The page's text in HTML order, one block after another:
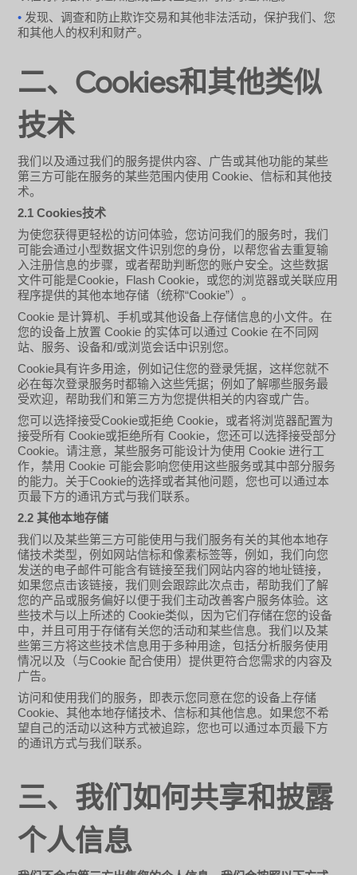
• 发现、调查和防止欺诈交易和其他非法活动，保护我们、您
和其他人的权利和财产。
二、Cookies和其他类似
技术
我们以及通过我们的服务提供内容、广告或其他功能的某些
第三方可能在服务的某些范围内使用 Cookie、信标和其他技
术。
2.1 Cookies技术
为使您获得更轻松的访问体验，您访问我们的服务时，我们
可能会通过小型数据文件识别您的身份，以帮您省去重复输
入注册信息的步骤，或者帮助判断您的账户安全。这些数据
文件可能是Cookie， Flash Cookie，或您的浏览器或关联应用
程序提供的其他本地存储（统称“Cookie”）。
Cookie 是计算机、手机或其他设备上存储信息的小文件。在
您的设备上放置Cookie 的实体可以通过Cookie在不同网
站、服务、设备和/或浏览会话中识别您。
Cookie具有许多用途，例如记住您的登录凭据，这样您就不
必在每次登录服务时都输入这些凭据；例如了解哪些服务最
受欢迎，帮助我们和第三方为您提供相关的内容或广告。
您可以选择接受Cookie或拒绝Cookie，或者将浏览器配置为
接受所有Cookie或拒绝所有Cookie，您还可以选择接受部分
Cookie。请注意，某些服务可能设计为使用Cookie进行工
作，禁用Cookie 可能会影响您使用这些服务或其中部分服务
的能力。关于Cookie的选择或者其他问题，您也可以通过本
页最下方的通讯方式与我们联系。
2.2其他本地存储
我们以及某些第三方可能使用与我们服务有关的其他本地存
储技术类型，例如网站信标和像素标签等，例如，我们向您
发送的电子邮件可能含有链接至我们网站内容的地址链接，
如果您点击该链接，我们则会跟踪此次点击，帮助我们了解
您的产品或服务偏好以便于我们主动改善客户服务体验。这
些技术与以上所述的 Cookie类似，因为它们存储在您的设备
中，并且可用于存储有关您的活动和某些信息。我们以及某
些第三方将这些技术信息用于多种用途，包括分析服务使用
情况以及（与Cookie 配合使用）提供更符合您需求的内容及
广告。
访问和使用我们的服务，即表示您同意在您的设备上存储
Cookie、其他本地存储技术、信标和其他信息。如果您不希
望自己的活动以这种方式被追踪，您也可以通过本页最下方
的通讯方式与我们联系。
三、我们如何共享和披露
个人信息